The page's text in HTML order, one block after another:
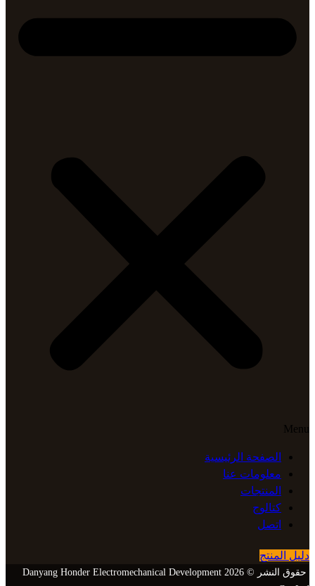
Menu
الصفحة الرئيسية
معلومات عنا
المنتجات
كتالوج
اتصل
دليل المنتج
حقوق النشر © 2026 Danyang Honder Electromechanical Development